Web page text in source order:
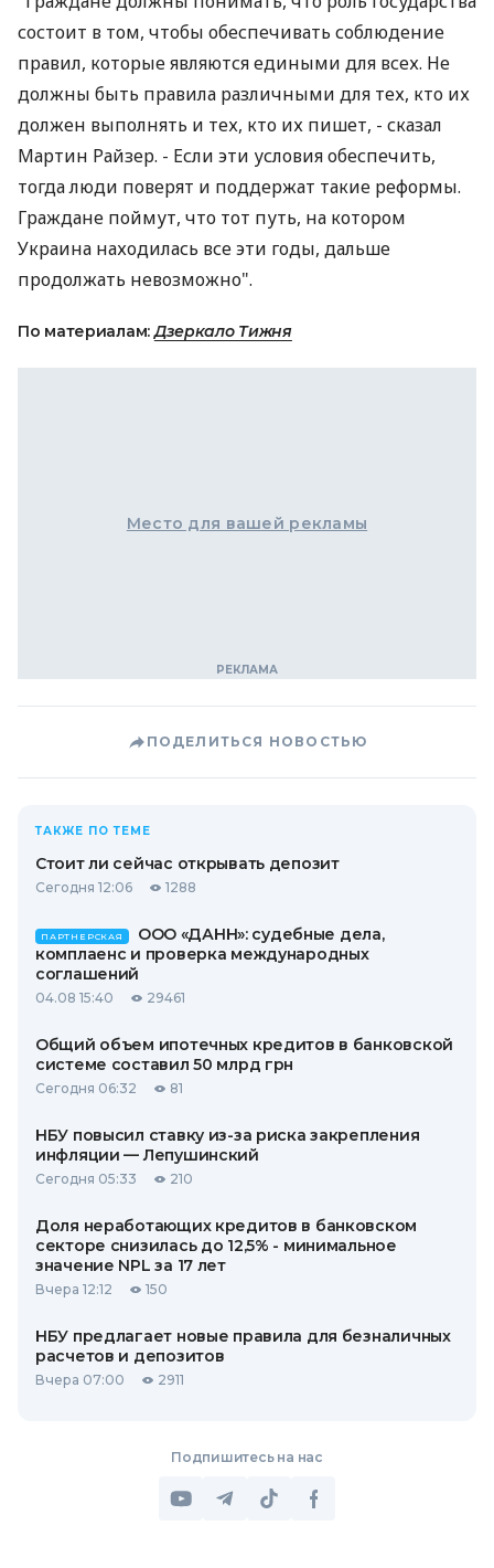
состоит в том, чтобы обеспечивать соблюдение
правил, которые являются едиными для всех. Не
должны быть правила различными для тех, кто их
должен выполнять и тех, кто их пишет, - сказал
Мартин Райзер. - Если эти условия обеспечить,
тогда люди поверят и поддержат такие реформы.
Граждане поймут, что тот путь, на котором
Украина находилась все эти годы, дальше
продолжать невозможно".
По материалам:Дзеркало Тижня
Место для вашей рекламы
ПОДЕЛИТЬСЯ НОВОСТЬЮ
ТАКЖЕ ПО ТЕМЕ
Стоит ли сейчас открывать депозит
Сегодня 12:06 1288
ПАРТНЕРСКАЯ
ООО «ДАНН»: судебные дела,
комплаенс и проверка международных
соглашений
04.08 15:40 29461
Общий объем ипотечных кредитов в банковской
системе составил 50 млрд грн
Сегодня 06:32 81
НБУ повысил ставку из-за риска закрепления
инфляции — Лепушинский
Сегодня 05:33 210
Доля неработающих кредитов в банковском
секторе снизилась до 12,5% - минимальное
значение NPL за 17 лет
Вчера 12:12 150
НБУ предлагает новые правила для безналичных
расчетов и депозитов
Вчера 07:00 2911
Подпишитесь на нас